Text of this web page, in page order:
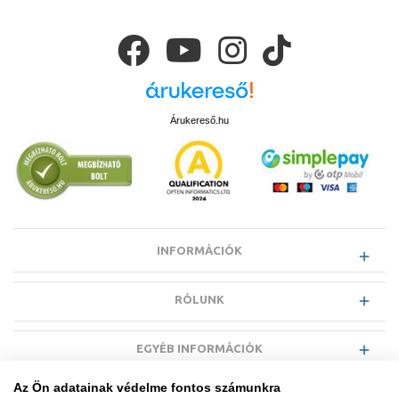
Árukereső.hu
INFORMÁCIÓK
RÓLUNK
EGYÉB INFORMÁCIÓK
Az Ön adatainak védelme fontos számunkra